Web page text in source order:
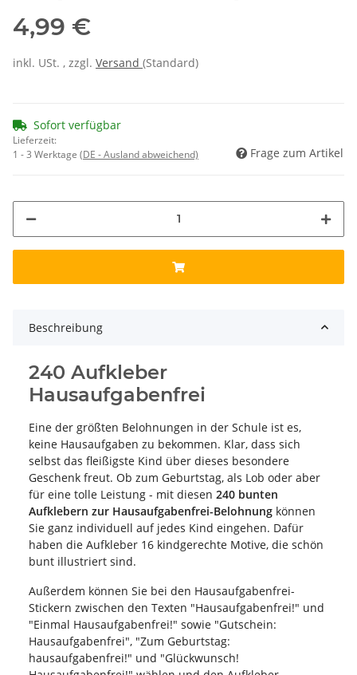
4,99 €
inkl. USt. , zzgl. Versand (Standard)
Sofort verfügbar
Lieferzeit:
1 - 3 Werktage (DE - Ausland abweichend) Frage zum Artikel
Beschreibung
240 Aufkleber
Hausaufgabenfrei
Eine der größten Belohnungen in der Schule ist es,
keine Hausaufgaben zu bekommen. Klar, dass sich
selbst das fleißigste Kind über dieses besondere
Geschenk freut. Ob zum Geburtstag, als Lob oder aber
für eine tolle Leistung - mit diesen 240 bunten
Aufklebern zur Hausaufgabenfrei-Belohnung können
Sie ganz individuell auf jedes Kind eingehen. Dafür
haben die Aufkleber 16 kindgerechte Motive, die schön
bunt illustriert sind.
Außerdem können Sie bei den Hausaufgabenfrei-
Stickern zwischen den Texten "Hausaufgabenfrei!" und
"Einmal Hausaufgabenfrei!" sowie "Gutschein:
Hausaufgabenfrei", "Zum Geburtstag:
hausaufgabenfrei!" und "Glückwunsch!